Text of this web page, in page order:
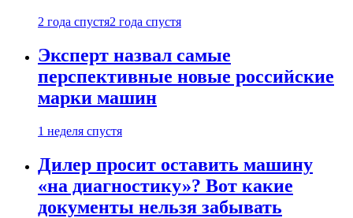
2 года спустя2 года спустя
Эксперт назвал самые
перспективные новые российские
марки машин
1 неделя спустя
Дилер просит оставить машину
«на диагностику»? Вот какие
документы нельзя забывать